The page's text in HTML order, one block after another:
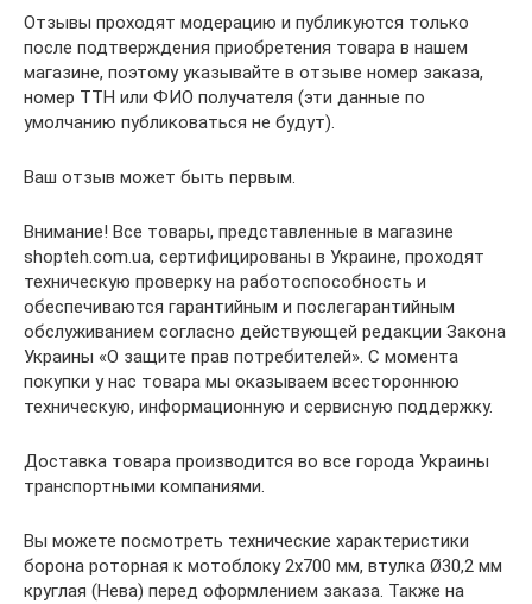
Отзывы проходят модерацию и публикуются только
после подтверждения приобретения товара в нашем
магазине, поэтому указывайте в отзыве номер заказа,
номер ТТН или ФИО получателя (эти данные по
умолчанию публиковаться не будут).
Ваш отзыв может быть первым.
Внимание! Все товары, представленные в магазине
shopteh.com.ua, сертифицированы в Украине, проходят
техническую проверку на работоспособность и
обеспечиваются гарантийным и послегарантийным
обслуживанием согласно действующей редакции Закона
Украины «О защите прав потребителей». С момента
покупки у нас товара мы оказываем всестороннюю
техническую, информационную и сервисную поддержку.
Доставка товара производится во все города Украины
транспортными компаниями.
Вы можете посмотреть технические характеристики
борона роторная к мотоблоку 2х700 мм, втулка Ø30,2 мм
круглая (Нева) перед оформлением заказа. Также на